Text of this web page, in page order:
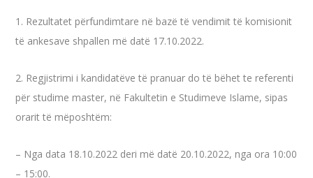
1. Rezultatet përfundimtare në bazë të vendimit të komisionit
të ankesave shpallen më datë 17.10.2022.
2. Regjistrimi i kandidatëve të pranuar do të bëhet te referenti
për studime master, në Fakultetin e Studimeve Islame, sipas
orarit të mëposhtëm:
– Nga data 18.10.2022 deri më datë 20.10.2022, nga ora 10:00
– 15:00.